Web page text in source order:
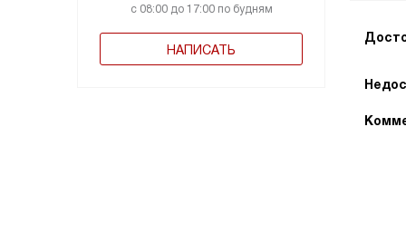
с 08:00 до 17:00 по будням
НАПИСАТЬ